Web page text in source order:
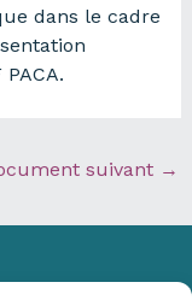
dans le cadre
suivant →